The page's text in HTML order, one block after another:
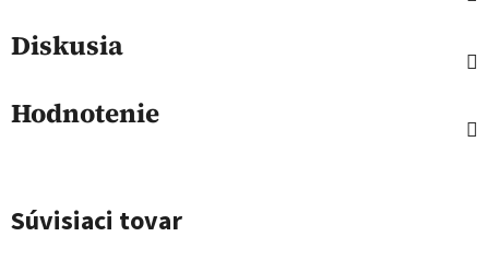
Diskusia
Hodnotenie
Súvisiaci tovar